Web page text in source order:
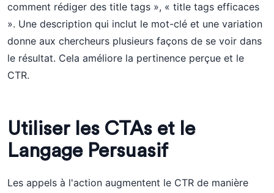
comment rédiger des title tags », « title tags efficaces
». Une description qui inclut le mot-clé et une variation
donne aux chercheurs plusieurs façons de se voir dans
le résultat. Cela améliore la pertinence perçue et le
CTR.
Utiliser les CTAs et le
Langage Persuasif
Les appels à l'action augmentent le CTR de manière